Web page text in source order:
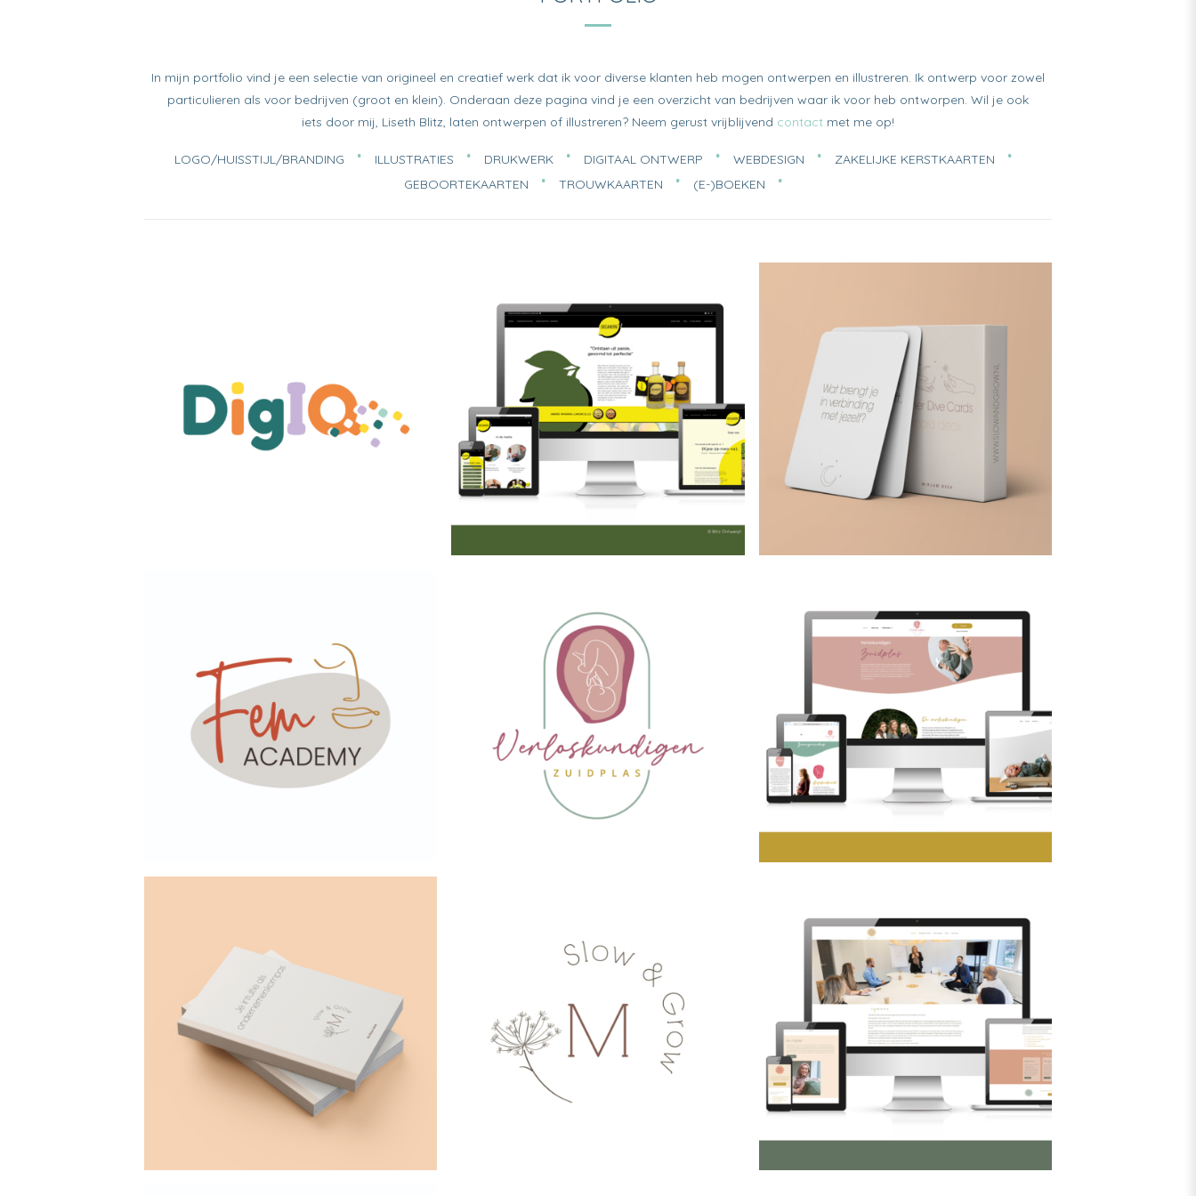
In mijn portfolio vind je een selectie van origineel en creatief werk dat ik voor diverse klanten heb mogen ontwerpen en illustreren. Ik ontwerp voor zowel
particulieren als voor bedrijven (groot en klein). Onderaan deze pagina vind je een overzicht van bedrijven waar ik voor heb ontworpen. Wil je ook
iets door mij, Liseth Blitz, laten ontwerpen of illustreren? Neem gerust vrijblijvend contact met me op!
LOGO/HUISSTIJL/BRANDING ILLUSTRATIES DRUKWERK DIGITAAL ONTWERP WEBDESIGN
ZAKELIJKE KERSTKAARTEN
GEBOORTEKAARTEN
TROUWKAARTEN (E-)BOEKEN